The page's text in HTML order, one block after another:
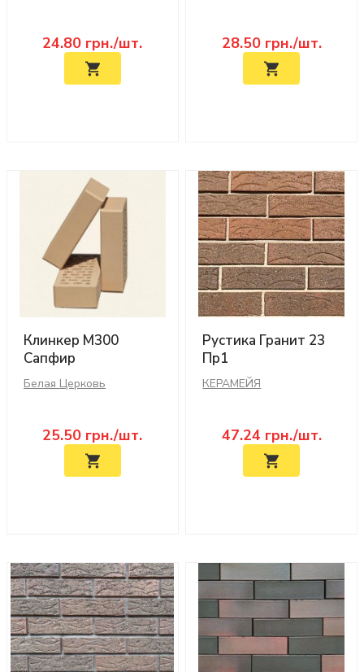
24.80 грн./шт. 28.50грн./шт.
Клинкер М300
Сапфир
Белая Церковь
25.50 грн./шт.
Рустика Гранит 23
Пр1
КЕРАМЕЙЯ
47.24 грн./шт.